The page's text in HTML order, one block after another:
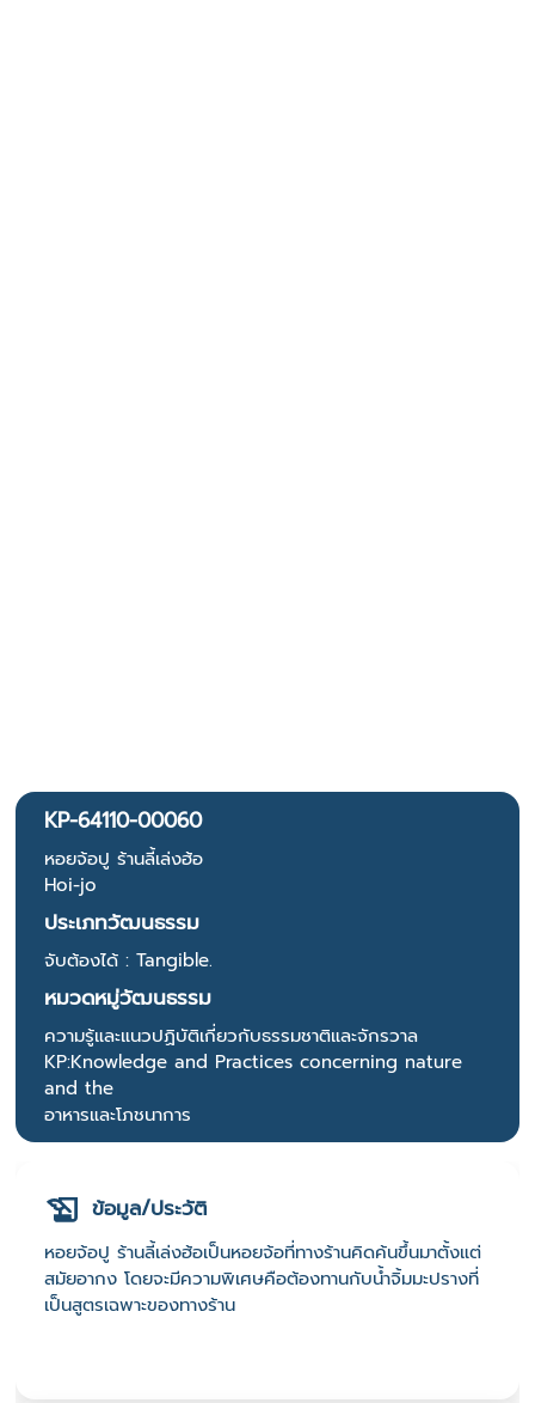
KP-64110-00060
หอยจ้อปู ร้านลี้เล่งฮ้อ
Hoi-jo
ประเภทวัฒนธรรม
จับต้องได้ : Tangible.
หมวดหมู่วัฒนธรรม
ความรู้และแนวปฏิบัติเกี่ยวกับธรรมชาติและจักรวาล
KP:Knowledge and Practices concerning nature
and the
อาหารและโภชนาการ
ข้อมูล/ประวัติ
หอยจ้อปู ร้านลี้เล่งฮ้อเป็นหอยจ้อที่ทางร้านคิดค้นขึ้นมาตั้งแต่
สมัยอากง โดยจะมีความพิเศษคือต้องทานกับน้ำจิ้มมะปรางที่
เป็นสูตรเฉพาะของทางร้าน